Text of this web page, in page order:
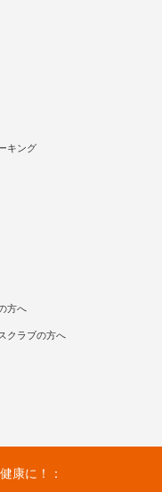
キング
方へ
クラブの方へ
康に！：